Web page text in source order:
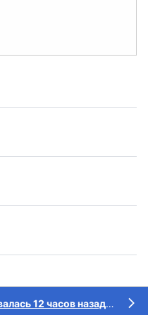
Последний раз редактировалась 12 часов назад